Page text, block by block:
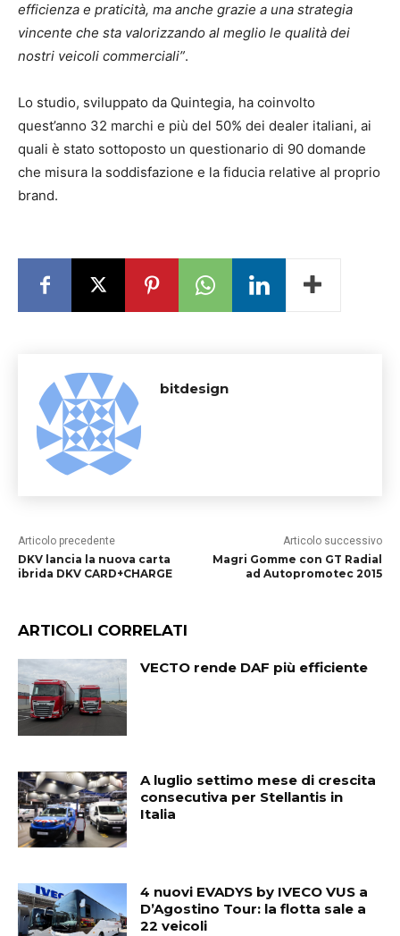
efficienza e praticità, ma anche grazie a una strategia
vincente che sta valorizzando al meglio le qualità dei
nostri veicoli commerciali”.
Lo studio, sviluppato da Quintegia, ha coinvolto
quest’anno 32 marchi e più del 50% dei dealer italiani, ai
quali è stato sottoposto un questionario di 90 domande
che misura la soddisfazione e la fiducia relative al proprio
brand.
bitdesign
Articolo precedente
DKV lancia la nuova carta
ibrida DKV CARD+CHARGE
Articolo successivo
Magri Gomme con GT Radial
ad Autopromotec 2015
ARTICOLI CORRELATI
VECTO rende DAF più efficiente
A luglio settimo mese di crescita
consecutiva per Stellantis in
Italia
4 nuovi EVADYS by IVECO VUS a
D’Agostino Tour: la flotta sale a
22 veicoli